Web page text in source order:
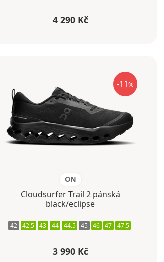
4 290 Kč
-11%
ON
Cloudsurfer Trail 2 pánská
black/eclipse
42 42.5 43 44 44.5 45 46 47 47.5
3 990 Kč